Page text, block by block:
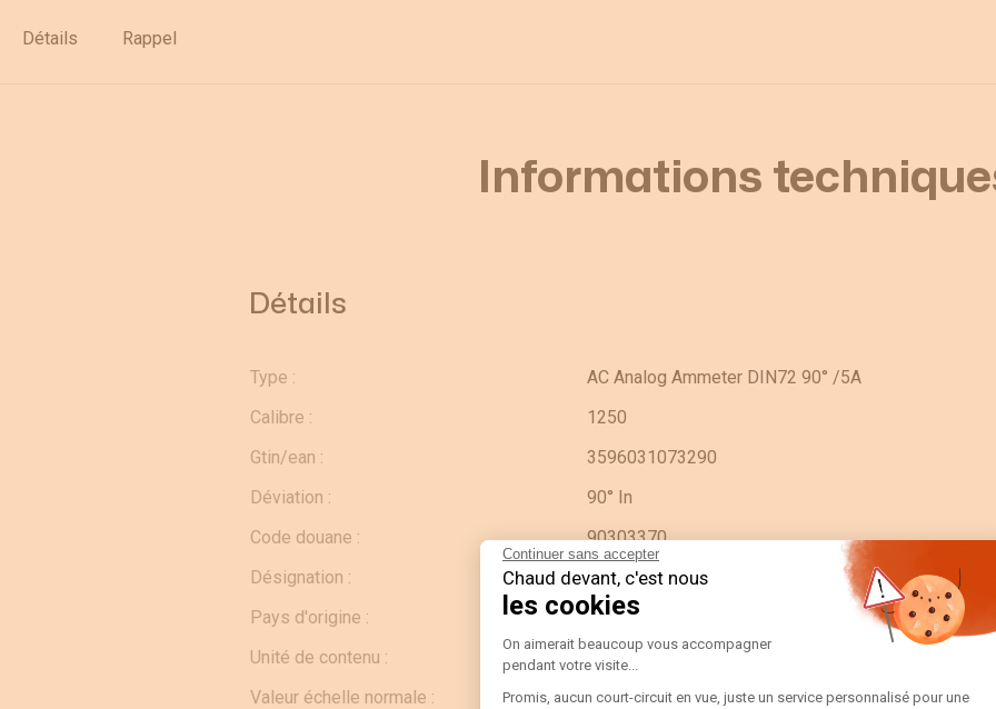
Continuer sans accepter
Chaud devant, c'est nous
les cookies
Plateforme de Gestion du
On aimerait beaucoup vous accompagner
pendant votre visite...
Promis, aucun court-circuit en vue, juste un service personnalisé pour une
Détails Rappel
Informations
Détails
Type :
AC Analog Ammeter DIN72 90° /5A
Calibre :
1250
Gtin/ean :
3596031073290
Déviation :
90° In
Code douane :
90303370
Désignation :
192A3331-AMP D72A90-A 1250/5A
Pays d'origine :
FR
Unité de contenu :
PC
Valeur échelle normale :
N/A